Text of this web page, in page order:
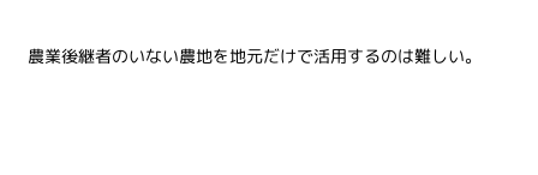
農業後継者のいない農地を地元だけで活用するのは難しい。